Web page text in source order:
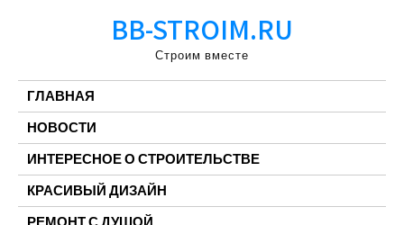
BB-STROIM.RU
Строим вместе
ГЛАВНАЯ
НОВОСТИ
ИНТЕРЕСНОЕ О СТРОИТЕЛЬСТВЕ
КРАСИВЫЙ ДИЗАЙН